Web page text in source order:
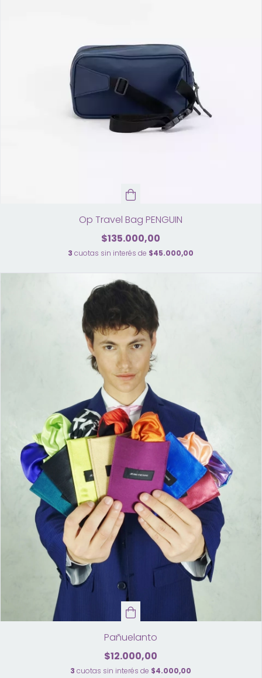
Op Travel Bag PENGUIN
$135.000,00
3 cuotas sin interés de $45.000,00
Pañuelanto
$12.000,00
3 cuotas sin interés de $4.000,00